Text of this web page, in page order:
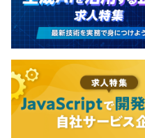
能力、業務成績、勤務態
契約更新の上限
なし
3カ月（期間中、待遇の